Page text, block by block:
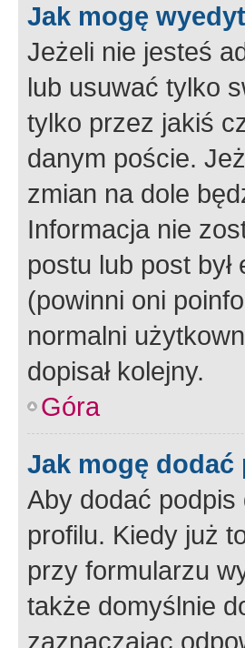
Jak mogę
Jeżeli nie jesteś
lub usuwać tylko
tylko przez jakiś
danym poście.
zmian na dole
Informacja nie
postu lub post
(powinni oni
normalni
dopisał kolejny.
Góra
Jak mogę
Aby dodać
profilu. Kiedy już
przy formularzu
także domyślnie
zaznaczając